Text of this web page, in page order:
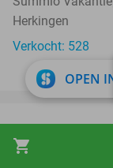
shopping_cart
Herkingen
Verkocht: 528
+ softijsje
OPEN